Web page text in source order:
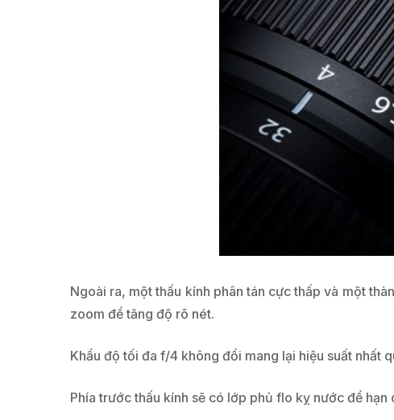
Ngoài ra, một thấu kính phân tán cực thấp và một
zoom để tăng độ rõ nét.
Khẩu độ tối đa f/4 không đổi mang lại hiệu suất nhất
Phía trước thấu kính sẽ có lớp phủ flo kỵ nước để hạn